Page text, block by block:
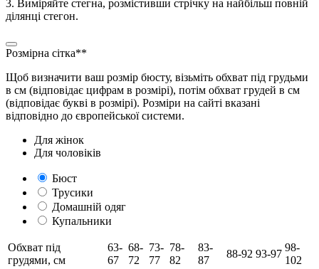
3. Виміряйте стегна, розмістивши стрічку на найбільш повній
ділянці стегон.
Розмірна сітка**
Щоб визначити ваш розмір бюсту, візьміть обхват під грудьми
в см (відповідає цифрам в розмірі), потім обхват грудей в см
(відповідає букві в розмірі). Розміри на сайті вказані
відповідно до європейської системи.
Для жінок
Для чоловіків
Бюст
Трусики
Домашній одяг
Купальники
Обхват під
грудями, см
63-
67
68-
72
73-
77
78-
82
83-
87
88-92 93-97
98-
102